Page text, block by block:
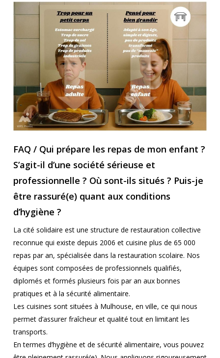
FAQ / Qui prépare les repas de mon enfant ?
S’agit-il d’une société sérieuse et
professionnelle ? Où sont-ils situés ? Puis-je
être rassuré(e) quant aux conditions
d’hygiène ?
La cité solidaire est une structure de restauration collective
reconnue qui existe depuis 2006 et cuisine plus de 65 000
repas par an, spécialisée dans la restauration scolaire. Nos
équipes sont composées de professionnels qualifiés,
diplomés et formés plusieurs fois par an aux bonnes
pratiques et à la sécurité alimentaire.
Les cuisines sont situées à Mulhouse, en ville, ce qui nous
permet d’assurer fraîcheur et qualité tout en limitant les
transports.
En termes d’hygiène et de sécurité alimentaire, vous pouvez